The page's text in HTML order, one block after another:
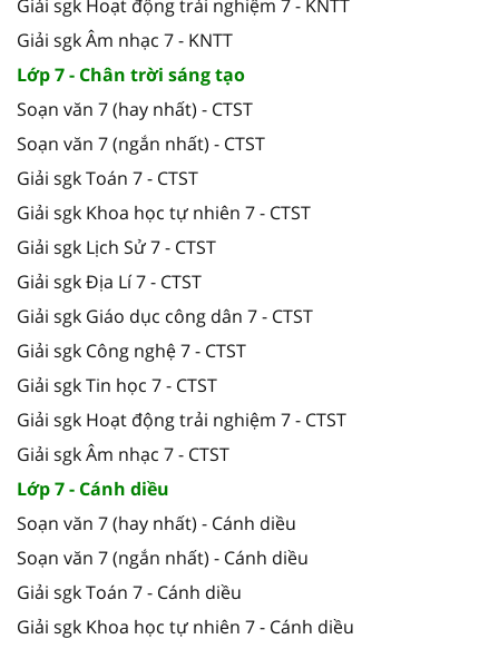
Giải sgk Hoạt động trải nghiệm 7 - KNTT
Giải sgk Âm nhạc 7 - KNTT
Lớp 7 - Chân trời sáng tạo
Soạn văn 7 (hay nhất) - CTST
Soạn văn 7 (ngắn nhất) - CTST
Giải sgk Toán 7 - CTST
Giải sgk Khoa học tự nhiên 7 - CTST
Giải sgk Lịch Sử 7 - CTST
Giải sgk Địa Lí 7 - CTST
Giải sgk Giáo dục công dân 7 - CTST
Giải sgk Công nghệ 7 - CTST
Giải sgk Tin học 7 - CTST
Giải sgk Hoạt động trải nghiệm 7 - CTST
Giải sgk Âm nhạc 7 - CTST
Lớp 7 - Cánh diều
Soạn văn 7 (hay nhất) - Cánh diều
Soạn văn 7 (ngắn nhất) - Cánh diều
Giải sgk Toán 7 - Cánh diều
Giải sgk Khoa học tự nhiên 7 - Cánh diều